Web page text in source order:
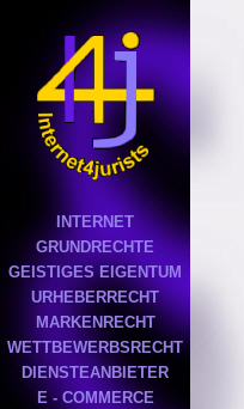
INTERNET
GRUNDRECHTE
GEISTIGES EIGENTUM
URHEBERRECHT
MARKENRECHT
WETTBEWERBSRECHT
DIENSTEANBIETER
E - COMMERCE